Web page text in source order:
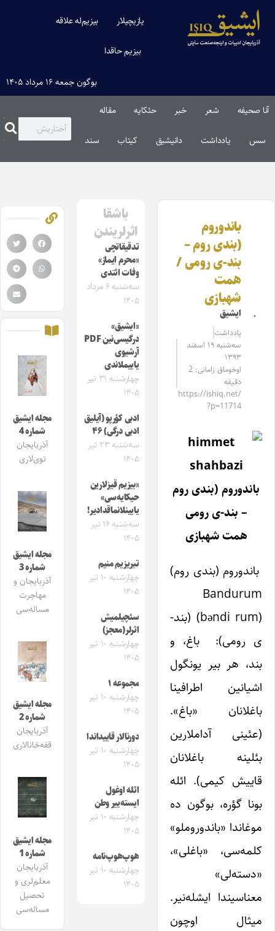
یازیچیلار بیزیم‌له علاقه
بیزیم حاقدا
بوگون جمعه ۱۶ مرداد ۱۴۰۵
آنا صحیفه شعر خبر حئکایه مقاله‌
سس یادداشت دانیشیق کیتاب سند
باندوروم
(بندی روم –
بند-ی رومی /
همت
شهبازی
ایشیق
یادداشت
سه‌شنبه ۱۹ اسفند
۱۳۹۳
اوخوماق زامانی: 2
دقیقه
https://ishiq.net/
?p=11714
باندوروم (بندی روم
– بند-ی رومی
همت شهبازی
باندوروم (بندی روم)
Bandurum
(bəndi rum) (بند-
ی رومی): باغ، و
بند، هر بیر یونگول
اشیانین اطرافینا
باغلانان «باغ».
(عئینی آداملارین
بئلینه باغلانان
قاییش کیمی). ائله
بونا گؤره، بوگون ‌ده
موغاندا «باندوروملو»
کلمه‌سی، «باغلی»،
«دسته‌لی»
معناسیندا ایشله‌نیر.
میثال اوچون
باشقا
اثرلریندن
تدقیقاتچی
«محرم ایماز»
وفات ائتدی
سه‌شنبه ۶ مرداد
۱۴۰۵
«ایشیق»
درگیسی‌نین PDF
آرشیوی
یاییملاندی
چهارشنبه ۳۱ تیر
۱۴۰۵
ادبی کؤرپو (آیلیق
ادبی درگی) ۴۶
سه‌شنبه ۲۳ تیر
۱۴۰۵
«بیزیم قیزلارین
حیکایه‌سی»
یایینلانماقدادیر!
سه‌شنبه ۱۶ تیر
۱۴۰۵
تبریزیم منیم
چهارشنبه ۱۰ تیر
۱۴۰۵
سئچیلمیش
اثرلر(معجز)
چهارشنبه ۱۰ تیر
۱۴۰۵
مجموعه ۱
چهارشنبه ۱۰ تیر
۱۴۰۵
دورنالار قاییداندا
چهارشنبه ۱۰ تیر
۱۴۰۵
ائله اوغول
ایسته‌ییر وطن
چهارشنبه ۱۰ تیر
۱۴۰۵
هوپ‌هوپ‌نامه
چهارشنبه ۱۰ تیر
۱۴۰۵
مجله ایشیق
شماره 4
آذربایجان
توی‌لاری
مجله ایشیق
شماره 3
آذربایجان و
مهاجرت
مساله‌سی
مجله ایشیق
شماره 2
آذربایجان
قفه‌خانالاری
مجله ایشیق
شماره 1
آذربایجان
معلم‌لری و
تحصیل
مساله‌سی